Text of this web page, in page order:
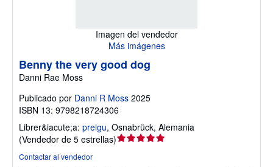
Imagen del vendedor
Más imágenes
Benny the very good dog
Danni Rae Moss
Publicado por Danni R Moss 2025
ISBN 13: 9798218724306
Librer&iacute;a: preigu, Osnabrück, Alemania
(Vendedor de 5 estrellas)Calificación
Contactar al vendedor